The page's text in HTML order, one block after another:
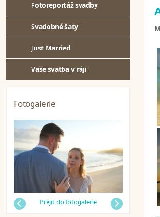
Fotoreportáž svadby
Svadobné šaty
Just Married
Vaše svatba v ráji
Fotogalerie
Předchozí
Přejít do fotogalerie